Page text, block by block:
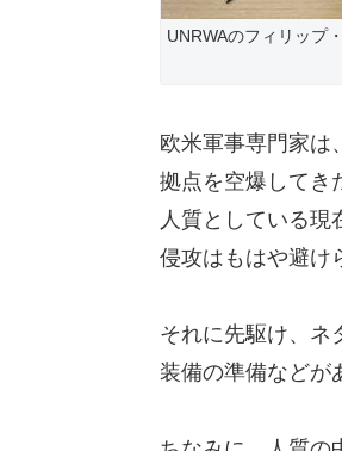
UNRWAのフィリップ
欧米軍事専門家は
拠点を空爆してき
人質としている
侵攻はもはや避け
それに先駆け、ネ
装備の準備などが